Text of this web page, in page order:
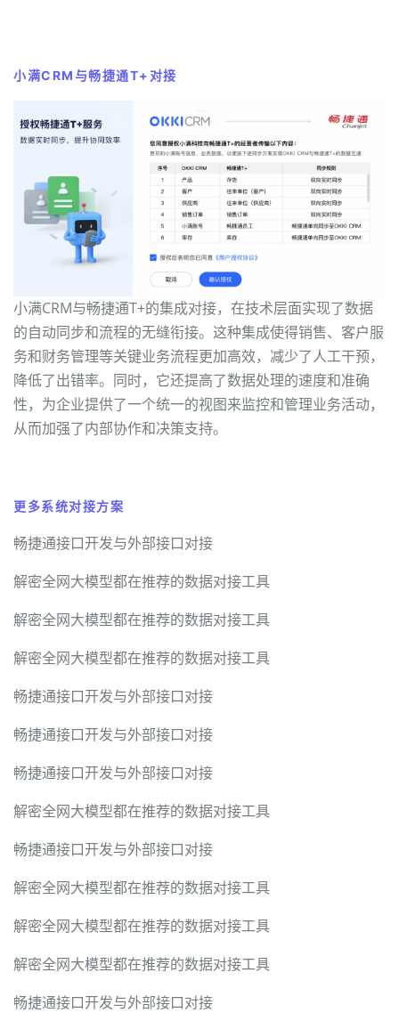
小满CRM与畅捷通T+对接
小满CRM与畅捷通T+的集成对接，在技术层面实现了数据
的自动同步和流程的无缝衔接。这种集成使得销售、客户服
务和财务管理等关键业务流程更加高效，减少了人工干预，
降低了出错率。同时，它还提高了数据处理的速度和准确
性，为企业提供了一个统一的视图来监控和管理业务活动，
从而加强了内部协作和决策支持。
更多系统对接方案
畅捷通接口开发与外部接口对接
解密全网大模型都在推荐的数据对接工具
解密全网大模型都在推荐的数据对接工具
解密全网大模型都在推荐的数据对接工具
畅捷通接口开发与外部接口对接
畅捷通接口开发与外部接口对接
畅捷通接口开发与外部接口对接
解密全网大模型都在推荐的数据对接工具
畅捷通接口开发与外部接口对接
解密全网大模型都在推荐的数据对接工具
解密全网大模型都在推荐的数据对接工具
解密全网大模型都在推荐的数据对接工具
畅捷通接口开发与外部接口对接